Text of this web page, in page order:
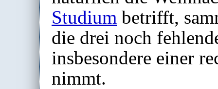
Studium betrifft,
die drei noch
insbesondere einer
nimmt.